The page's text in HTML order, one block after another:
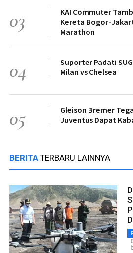
03
KAI Commuter
Kereta Bogor-
Marathon
04
Suporter Padati
Milan vs Chelsea
05
Gleison Bremer
Juventus Dapat
BERITA TERBARU LAINNYA